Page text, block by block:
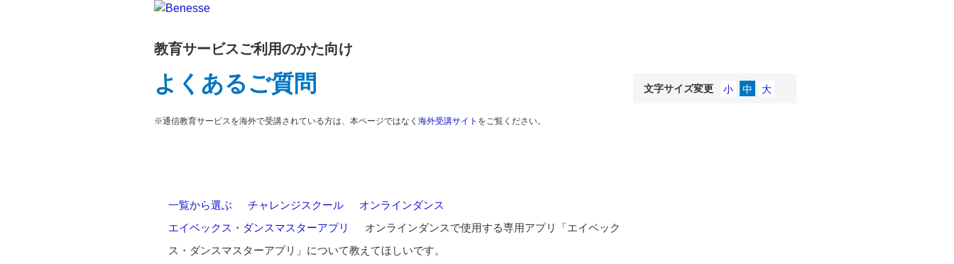
教育サービスご利用のかた向け
よくあるご質問
※通信教育サービスを海外で受講されている方は、本ページではなく 海外受講サイト をご覧ください。
文字サイズ変更
一覧から選ぶ チャレンジスクール オンラインダンス
エイベックス・ダンスマスターアプリ
オンラインダンスで使用する専用アプリ「エイベック
ス・ダンスマスターアプリ」について教えてほしいです。